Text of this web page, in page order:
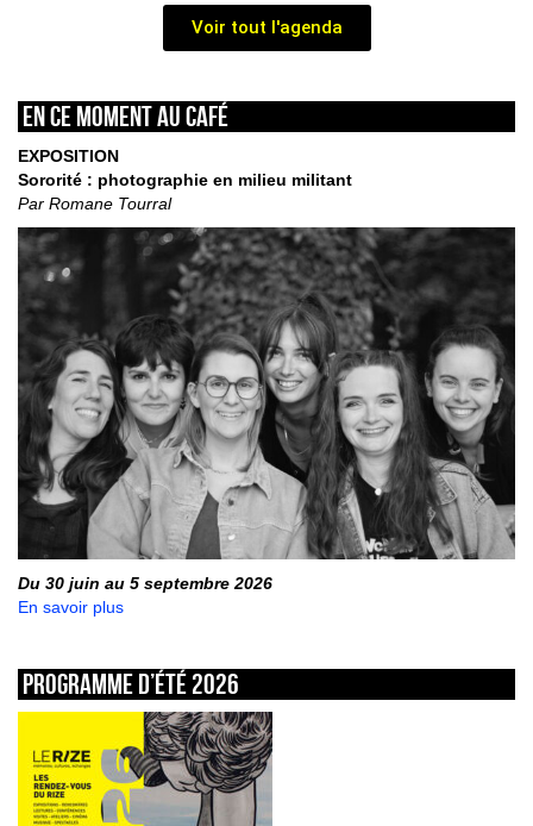
Voir tout l'agenda
En ce moment au café
EXPOSITION
Sororité : photographie en milieu militant
Par Romane Tourral
Du 30 juin au 5 septembre 2026
En savoir plus
Programme d’été 2026